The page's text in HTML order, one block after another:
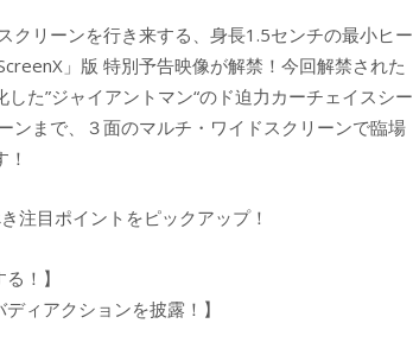
クリーンを行き来する、身長1.5センチの最小ヒー
」版 特別予告映像が解禁！今回解禁された
た”ジャイアントマン“のド迫力カーチェイスシー
ンまで、３面のマルチ・ワイドスクリーンで臨場
注目ポイントをピックアップ！
！】
ィアクションを披露！】